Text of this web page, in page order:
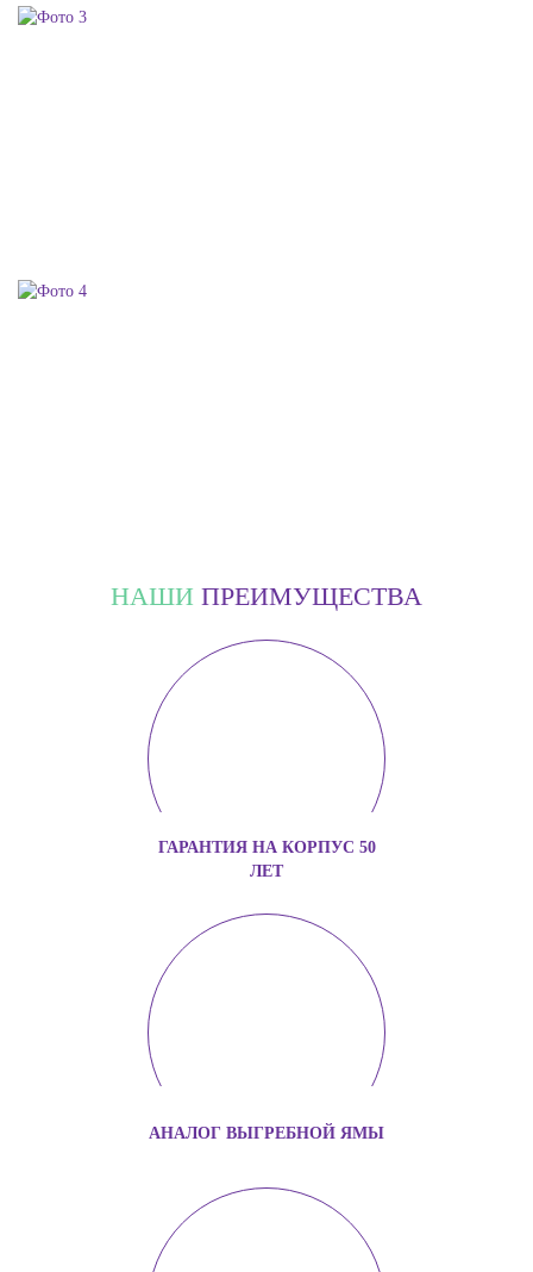
НАШИ ПРЕИМУЩЕСТВА
ГАРАНТИЯ НА КОРПУС 50
ЛЕТ
АНАЛОГ ВЫГРЕБНОЙ ЯМЫ